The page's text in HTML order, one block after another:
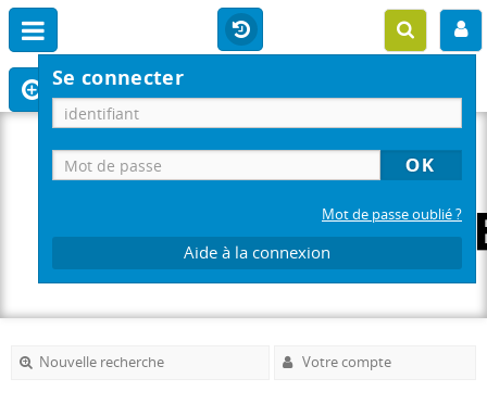
Se connecter
Mot de passe oublié ?
Aide à la connexion
Nouvelle recherche Votre compte